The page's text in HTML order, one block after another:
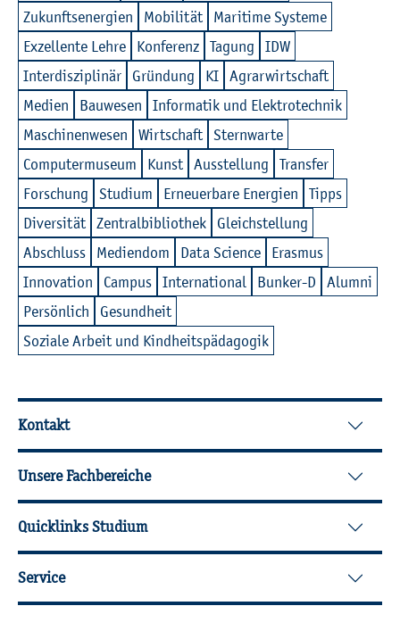
Zu­kunfts­en­er­gi­en
Mo­bi­li­tät
Ma­ri­ti­me Sys­te­me
Ex­zel­len­te Lehre
Kon­fe­renz Ta­gung
IDW
In­ter­dis­zi­pli­när
Grün­dung KI Agrar­wirt­schaft
Me­di­en
Bau­we­sen
In­for­ma­tik und Elek­tro­tech­nik
Ma­schi­nen­we­sen
Wirt­schaft Stern­war­te
Com­pu­ter­mu­se­um
Kunst Aus­stel­lung
Trans­fer
For­schung
Stu­di­um Er­neu­er­ba­re En­er­gi­en
Tipps
Di­ver­si­tät Zen­tral­bi­blio­thek
Gleich­stel­lung
Ab­schluss
Me­di­en­dom Data Sci­ence
Eras­mus
In­no­va­ti­on
Cam­pus In­ter­na­tio­nal Bun­ker-D
Alum­ni
Per­sön­lich
Ge­sund­heit
So­zia­le Ar­beit und Kind­heits­päd­ago­gik
Wei­ter­füh­ren­de In­for­ma­tio­nen
Kontakt
Unsere Fachbereiche
Quicklinks Studium
Service